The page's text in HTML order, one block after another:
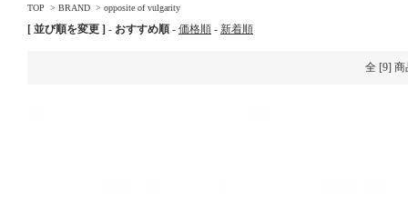
TOP > BRAND > opposite of vulgarity
[ 並び順を変更 ] - おすすめ順 - 価格順 - 新着順
全 [9] 商